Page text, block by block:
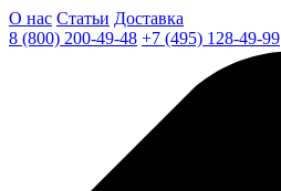
О нас Статьи Доставка
8 (800) 200-49-48 +7 (495) 128-49-99